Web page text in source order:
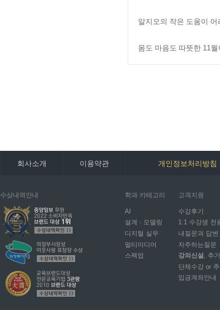
알지오의 작은 도움이
몸도 마음도 따뜻한 11
회사소개 이용약관 개인정보처리방침
수상내역안내 학과 카테고리
AI
설계 · 모델링
디지털 실무
멀티미디어
스펙업
고객지원
수강후기
1:1 수강생 전
내질문과 답변
자주하는질문
강의신설 , 추
단체수강 or
입금계좌안내